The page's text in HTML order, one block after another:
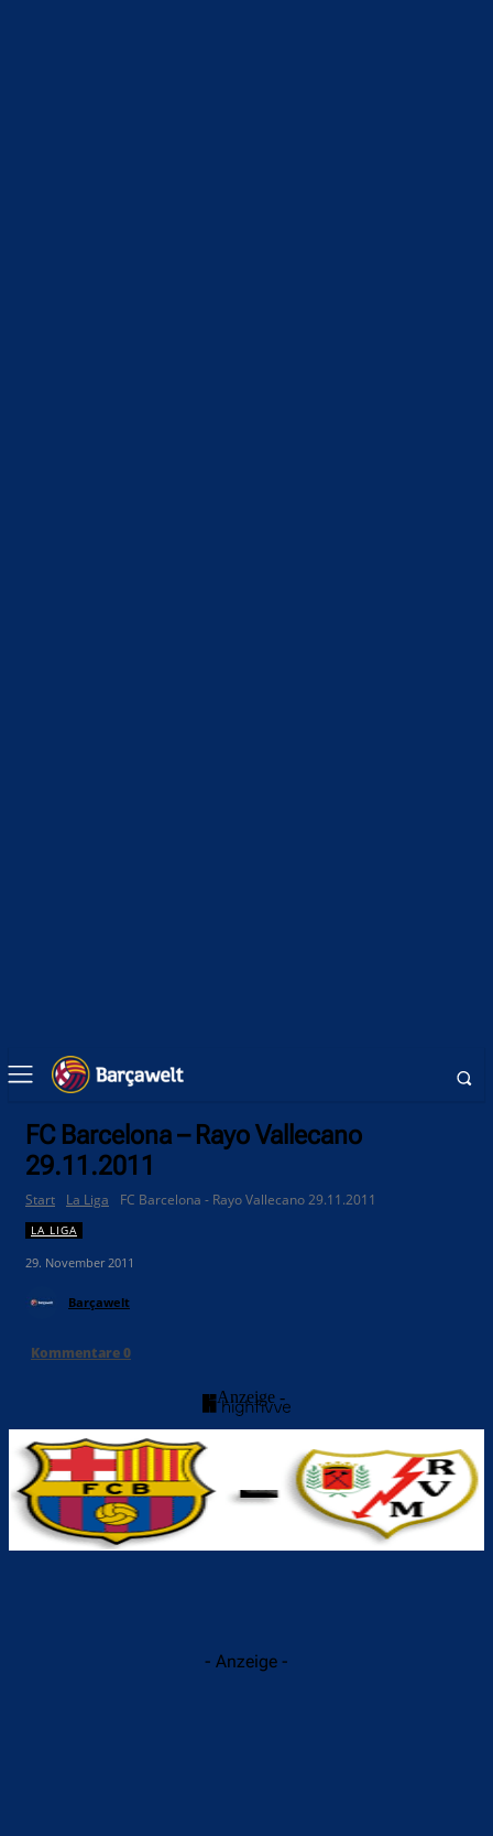
FC Barcelona – Rayo Vallecano
29.11.2011
Start La Liga FC Barcelona - Rayo Vallecano 29.11.2011
LA LIGA
29. November 2011
Barçawelt
Kommentare0
- Anzeige -
- Anzeige -